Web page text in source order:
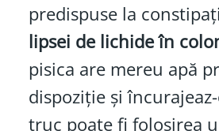
predispuse la
lipsei de lichide în
pisica are mereu apă
dispoziție și
truc poate fi folosirea